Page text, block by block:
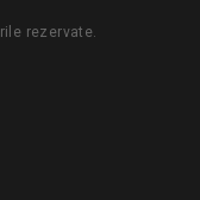
rezervate.